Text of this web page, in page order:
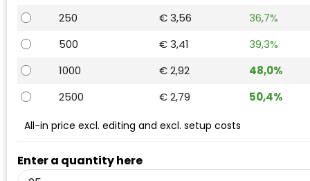
Ocean Bottle
Parker
Waterman
250
€ 3,56
36,7%
500
€ 3,41
39,3%
1000
€ 2,92
48,0%
2500
€ 2,79 50,4%
Enter a quantity here
All-in price excl. editing and excl. setup costs